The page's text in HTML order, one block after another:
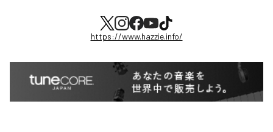
https://www.hazzie.info/